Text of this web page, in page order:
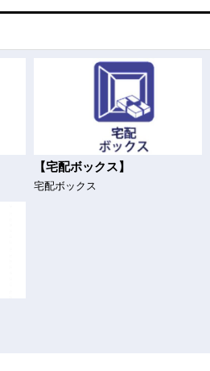
【宅配ボックス】
宅配ボックス